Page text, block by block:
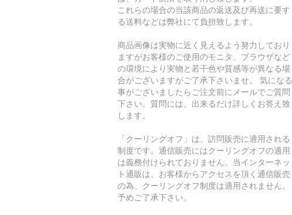
これらの場合の当該商品の返送及び再送に要す
る送料などは弊社にて負担致します。
商品画像は実物に近く見えるよう努力しており
ますがお客様のご使用のモニタ、ブラウザなど
の環境により実物と若干色や質感等が異なる場
合がございますがご了承下さいませ。 気になる
事がございましたらご注文前にメールでご質問
下さい。質問には、出来るだけ詳しくお答え致
します。
「クーリングオフ」は、訪問販売に適用される
制度です。通信販売にはクーリングオフの適用
は義務付けられておりません。当インターネッ
ト通販は、お客様からアクセスを頂く通信販売
の為、クーリングオフ制度は適用されません。
予めご了承下さい。